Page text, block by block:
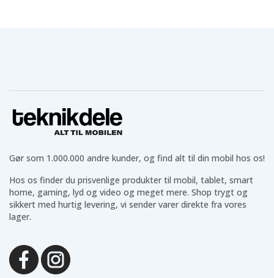
Gør som 1.000.000 andre kunder, og find alt til din mobil hos os!
Hos os finder du prisvenlige produkter til mobil, tablet, smart
home, gaming, lyd og video og meget mere. Shop trygt og
sikkert med hurtig levering, vi sender varer direkte fra vores
lager.